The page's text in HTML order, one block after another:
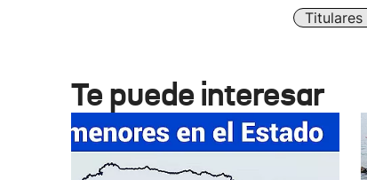
Titulares
Te puede interesar